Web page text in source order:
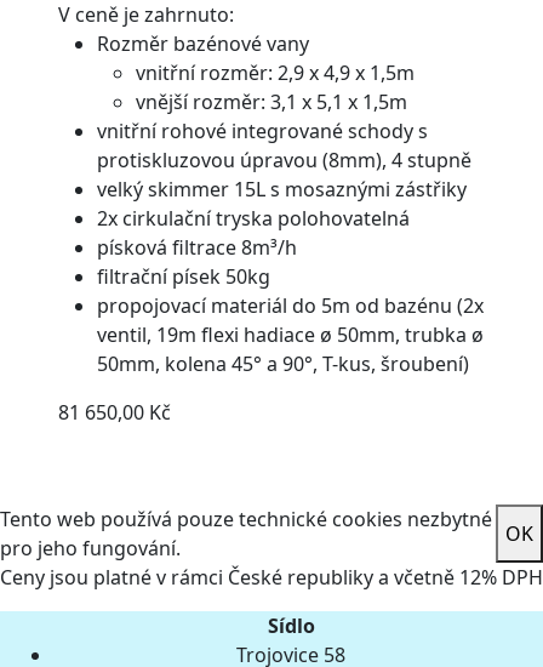
V ceně je zahrnuto:
Rozměr bazénové vany
vnitřní rozměr: 2,9 x 4,9 x 1,5m
vnější rozměr: 3,1 x 5,1 x 1,5m
vnitřní rohové integrované schody s
protiskluzovou úpravou (8mm), 4 stupně
velký skimmer 15L s mosaznými zástřiky
2x cirkulační tryska polohovatelná
písková filtrace 8m³/h
filtrační písek 50kg
propojovací materiál do 5m od bazénu (2x
ventil, 19m flexi hadiace ø 50mm, trubka ø
50mm, kolena 45° a 90°, T-kus, šroubení)
81 650,00 Kč
Tento web používá pouze technické cookies nezbytné
pro jeho fungování.
OK
Ceny jsou platné v rámci České republiky a včetně 12% DPH
Sídlo
Trojovice 58